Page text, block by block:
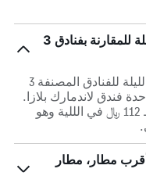
هل الأسعار في فندق لاندمارك بلازا قابلة للمقارنة بفنادق 3
هناك فرق يبلغ 56% في متوسط ​​سعر الليلة للفنادق المصنفة 3
فندق لاندمارك بلازا.
السعر في فندق لاندمارك بلازا هو فقط 112 ﷼ في الللية وهو
مطار، مطار